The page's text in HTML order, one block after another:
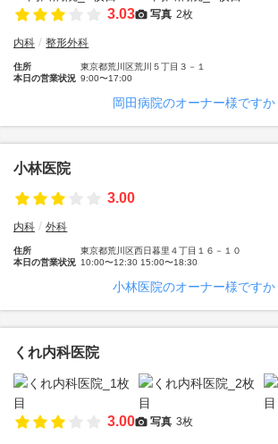
3.03 写真 2枚
内科 整形外科
住所
東京都荒川区荒川５丁目３－１
本日の営業状況 9:00〜17:00
岡田病院のオーナー様ですか
小林医院
3.00
内科 外科
住所
東京都荒川区西日暮里４丁目１６－１０
本日の営業状況 10:00〜12:30 15:00〜18:30
小林医院のオーナー様ですか
くれ内科医院
3.00 写真 3枚